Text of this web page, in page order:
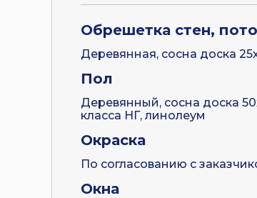
Обрешетка стен,
Деревянная, сосна доска
Пол
Деревянный, сосна доска
класса НГ, линолеум
Окраска
По согласованию с
Окна